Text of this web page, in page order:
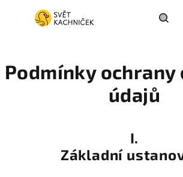
Podmínky ochrany
údajů
I.
Základní